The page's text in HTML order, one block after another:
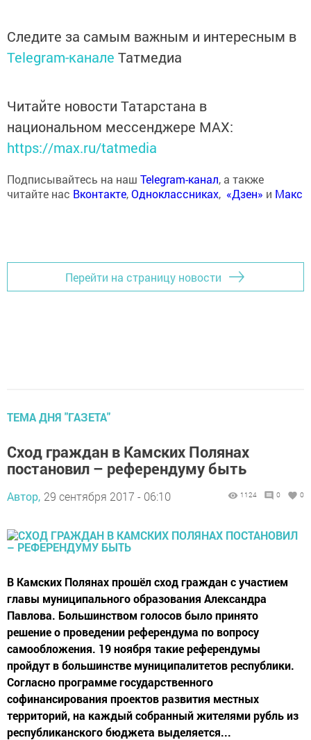
Следите за самым важным и интересным в
Telegram-канале Татмедиа
Читайте новости Татарстана в
национальном мессенджере MАХ:
https://max.ru/tatmedia
Подписывайтесь на наш Telegram-канал, а также
читайте нас Вконтакте,Одноклассниках, «Дзен» и Макс
Перейти на страницу новости
ТЕМА ДНЯ "ГАЗЕТА"
Сход граждан в Камских Полянах
постановил – референдуму быть
Автор, 29 сентября 2017 - 06:10 1124 0 0
В Камских Полянах прошёл сход граждан с участием
главы муниципального образования Александра
Павлова. Большинством голосов было принято
решение о проведении референдума по вопросу
самообложения. 19 ноября такие референдумы
пройдут в большинстве муниципалитетов республики.
Согласно программе государственного
софинансирования проектов развития местных
территорий, на каждый собранный жителями рубль из
республиканского бюджета выделяется...